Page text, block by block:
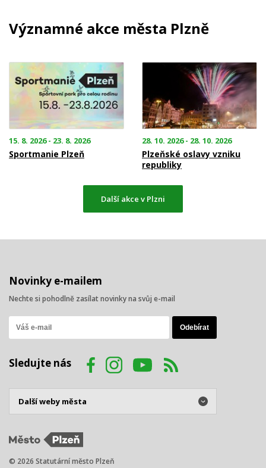
Významné akce města Plzně
15. 8. 2026 - 23. 8. 2026
Sportmanie Plzeň
28. 10. 2026 - 28. 10. 2026
Plzeňské oslavy vzniku
republiky
Další akce v Plzni
Novinky e-mailem
Nechte si pohodlně zasílat novinky na svůj e-mail
Sledujte nás
© 2026 Statutární město Plzeň